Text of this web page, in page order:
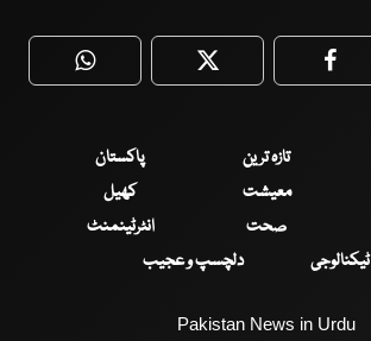
WhatsApp Twitter
تازہ ترین
پاکستان
معیشت
کھیل
صحت
انٹرٹینمنٹ
ٹیکنالوجی
دلچسپ و عجیب
Pakistan News in Urdu